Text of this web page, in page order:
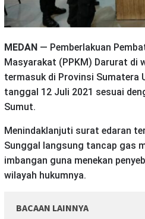
MEDAN — Pemberlakuan
Masyarakat (PPKM) Darurat di
termasuk di Provinsi Sumatera
tanggal 12 Juli 2021 sesuai
Sumut.
Menindaklanjuti surat edaran
Sunggal langsung tancap gas
imbangan guna menekan
wilayah hukumnya.
BACAAN LAINNYA